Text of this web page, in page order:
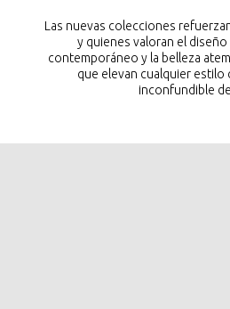
Las nuevas colecciones
y quienes valoran el
contemporáneo y la belleza
que elevan cualquier
inconfundible